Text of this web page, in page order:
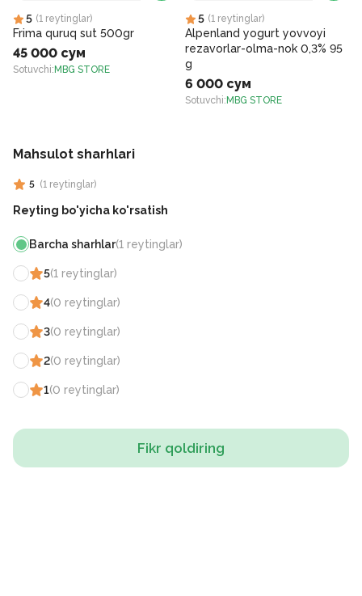
5 (1 reytinglar)
Frima quruq sut 500gr
45 000 сум
Sotuvchi: MBG STORE
5 (1 reytinglar)
Alpenland yogurt yovvoyi
rezavorlar-olma-nok 0,3% 95
g
6 000 сум
Sotuvchi: MBG STORE
Mahsulot sharhlari
5 (1 reytinglar)
Reyting bo'yicha ko'rsatish
Barcha sharhlar(1 reytinglar)
5(1 reytinglar)
4(0 reytinglar)
3(0 reytinglar)
2(0 reytinglar)
1(0 reytinglar)
Fikr qoldiring